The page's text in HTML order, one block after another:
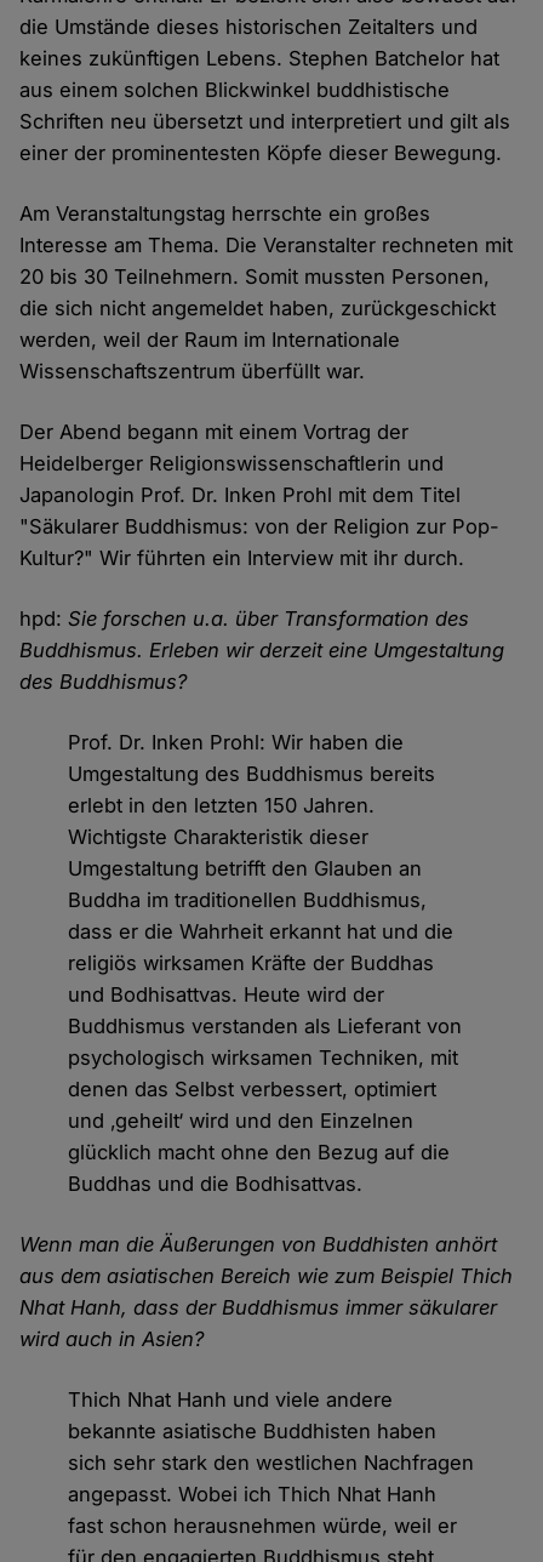
die Umstände dieses historischen Zeitalters und
keines zukünftigen Lebens. Stephen Batchelor hat
aus einem solchen Blickwinkel buddhistische
Schriften neu übersetzt und interpretiert und gilt als
einer der prominentesten Köpfe dieser Bewegung.
Am Veranstaltungstag herrschte ein großes
Interesse am Thema. Die Veranstalter rechneten mit
20 bis 30 Teilnehmern. Somit mussten Personen,
die sich nicht angemeldet haben, zurückgeschickt
werden, weil der Raum im Internationale
Wissenschaftszentrum überfüllt war.
Der Abend begann mit einem Vortrag der
Heidelberger Religionswissenschaftlerin und
Japanologin Prof. Dr. Inken Prohl mit dem Titel
"Säkularer Buddhismus: von der Religion zur Pop-
Kultur?" Wir führten ein Interview mit ihr durch.
hpd:Sie forschen u.a. über Transformation des
Buddhismus. Erleben wir derzeit eine Umgestaltung
des Buddhismus?
Prof. Dr. Inken Prohl: Wir haben die
Umgestaltung des Buddhismus bereits
erlebt in den letzten 150 Jahren.
Wichtigste Charakteristik dieser
Umgestaltung betrifft den Glauben an
Buddha im traditionellen Buddhismus,
dass er die Wahrheit erkannt hat und die
religiös wirksamen Kräfte der Buddhas
und Bodhisattvas. Heute wird der
Buddhismus verstanden als Lieferant von
psychologisch wirksamen Techniken, mit
denen das Selbst verbessert, optimiert
und ‚geheilt‘ wird und den Einzelnen
glücklich macht ohne den Bezug auf die
Buddhas und die Bodhisattvas.
Wenn man die Äußerungen von Buddhisten anhört
aus dem asiatischen Bereich wie zum Beispiel Thich
Nhat Hanh, dass der Buddhismus immer säkularer
wird auch in Asien?
Thich Nhat Hanh und viele andere
bekannte asiatische Buddhisten haben
sich sehr stark den westlichen Nachfragen
angepasst. Wobei ich Thich Nhat Hanh
fast schon herausnehmen würde, weil er